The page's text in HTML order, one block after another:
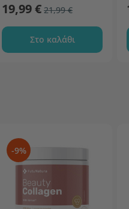
19,99 € 21,99 €
Στο καλάθι
-9%